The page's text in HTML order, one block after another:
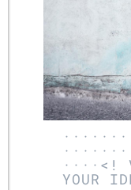
····<!
YOUR